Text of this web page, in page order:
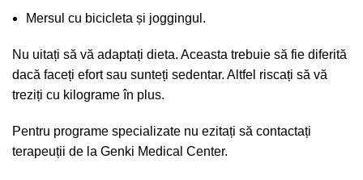
Mersul cu bicicleta și joggingul.
Nu uitați să vă adaptați dieta. Aceasta trebuie să fie diferită
dacă faceți efort sau sunteți sedentar. Altfel riscați să vă
treziți cu kilograme în plus.
Pentru programe specializate nu ezitați să contactați
terapeuții de la Genki Medical Center.